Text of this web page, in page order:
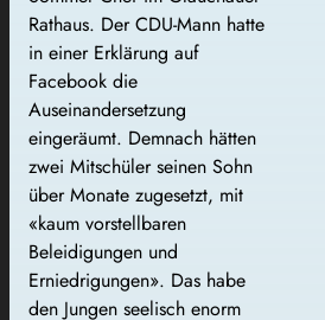
Rathaus. Der CDU-Mann hatte
in einer Erklärung auf
Facebook die
Auseinandersetzung
eingeräumt. Demnach hätten
zwei Mitschüler seinen Sohn
über Monate zugesetzt, mit
«kaum vorstellbaren
Beleidigungen und
Erniedrigungen». Das habe
den Jungen seelisch enorm